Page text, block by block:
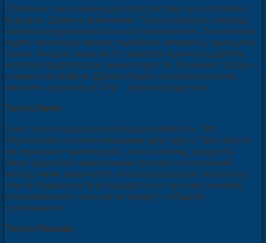
Отличный союз, имеющий перспективу на счастливое
будущее. Дракон привлекает Тигра в первую очередь
своей рассудительностью, осторожностью. Они отлично
ладят, поскольку имеют подобные интересы, принципы.
Также эти два знака могут завязать крепкую дружбу,
которая продлится до самой старости. Принесет плоды и
совместная работа: Дракон будет непосредственно
мыслить за двоих, а Тигр – упорно трудиться.
Тигр и Змея
Союз такого рода целесообразно избегать. Это
обусловлено их непониманием друг друга. Тигр просто
не переносит чрезмерную, на его взгляд, мудрость
Змеи. Дружба и завязывание деловых отношений
между ними закончится полным раздором, поскольку
они не привыкли прислушиваться к чужому мнению,
следовательно, никогда не придут к общему
соглашению.
Тигр и Лошадь